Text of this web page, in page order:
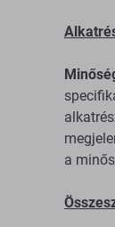
a